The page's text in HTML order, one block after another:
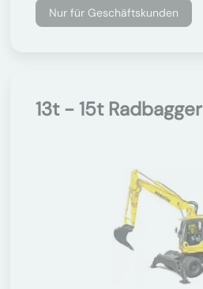
Nur für Geschäftskunden
13t - 15t Radbagger